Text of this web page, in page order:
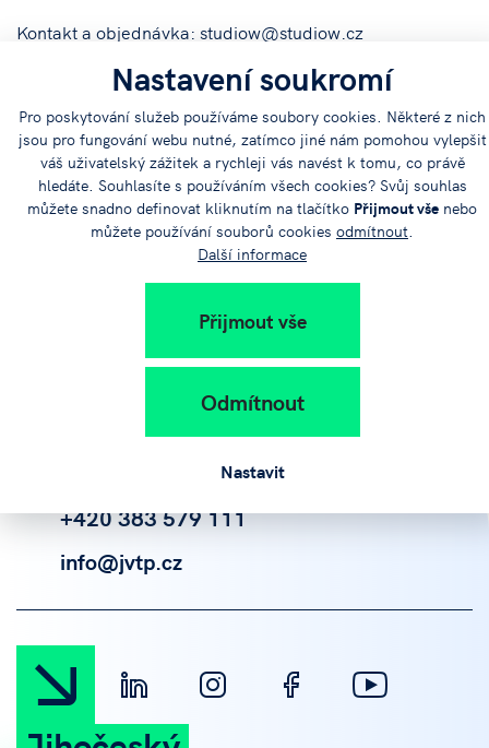
Nastavení soukromí
Pro poskytování služeb používáme soubory cookies. Některé z nich
jsou pro fungování webu nutné, zatímco jiné nám pomohou vylepšit
váš uživatelský zážitek a rychleji vás navést k tomu, co právě
hledáte. Souhlasíte s používáním všech cookies? Svůj souhlas
můžete snadno definovat kliknutím na tlačítko Přijmout vše nebo
můžete používání souborů cookies odmítnout.
Další informace
Přijmout vše
Odmítnout
Nastavit
Kontakt a objednávka: studiow@studiow.cz
tel. 261 212 808, 261 212 833, 606 610 126
www.studiow.cz
+420 383 579 111
info@jvtp.cz